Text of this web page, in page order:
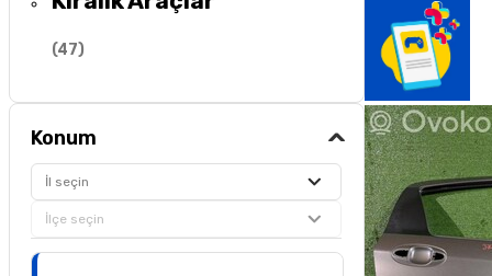
(47)
Konum
İl seçin
İlçe seçin